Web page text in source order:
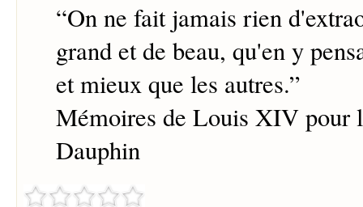
“On ne fait jamais rien
grand et de beau, qu'en y
et mieux que les autres.”
Mémoires de Louis XIV pour
Dauphin